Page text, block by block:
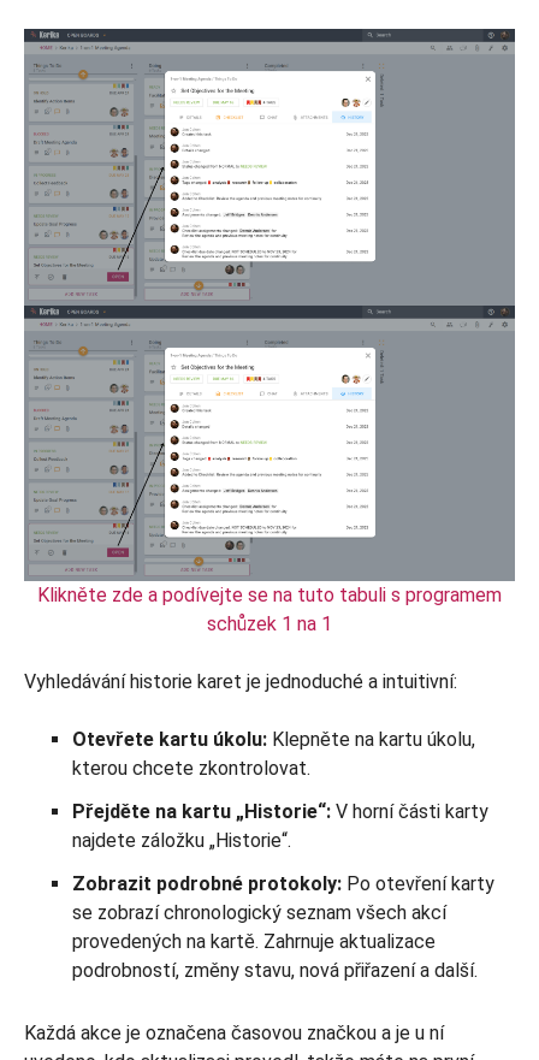
Klikněte zde a podívejte se na tuto tabuli s programem
schůzek 1 na 1
Vyhledávání historie karet je jednoduché a intuitivní:
Otevřete kartu úkolu: Klepněte na kartu úkolu,
kterou chcete zkontrolovat.
Přejděte na kartu „Historie“: V horní části karty
najdete záložku „Historie“.
Zobrazit podrobné protokoly: Po otevření karty
se zobrazí chronologický seznam všech akcí
provedených na kartě. Zahrnuje aktualizace
podrobností, změny stavu, nová přiřazení a další.
Každá akce je označena časovou značkou a je u ní